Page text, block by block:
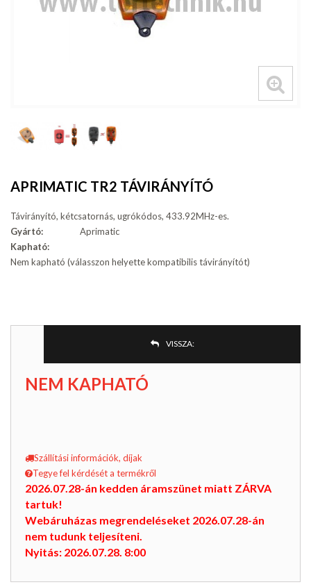
APRIMATIC TR2 TÁVIRÁNYÍTÓ
Távirányító, kétcsatornás, ugrókódos, 433.92MHz-es.
Gyártó:
Aprimatic
Kapható:
Nem kapható (válasszon helyette kompatibilis távirányítót)
VISSZA:
NEM KAPHATÓ
Szállítási információk, díjak
Tegye fel kérdését a termékről
2026.07.28-án kedden áramszünet miatt ZÁRVA
tartuk!
Webáruházas megrendeléseket 2026.07.28-án
nem tudunk teljesíteni.
Nyitás: 2026.07.28. 8:00